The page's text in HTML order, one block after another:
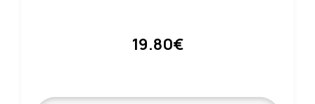
19.80€